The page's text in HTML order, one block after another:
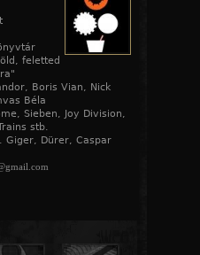
feletted
Boris Vian, Nick
Béla
Sieben, Joy Division,
stb.
Giger, Dürer, Caspar